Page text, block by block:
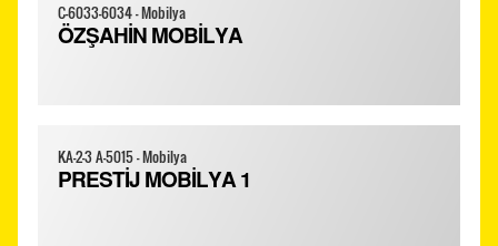
C-6033-6034 - Mobilya
ÖZŞAHİN MOBİLYA
KA-2-3 A-5015 - Mobilya
PRESTİJ MOBİLYA 1